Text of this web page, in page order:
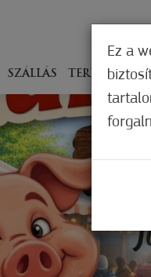
SZÁLLÁS TERÍTÉKEN
Ez a